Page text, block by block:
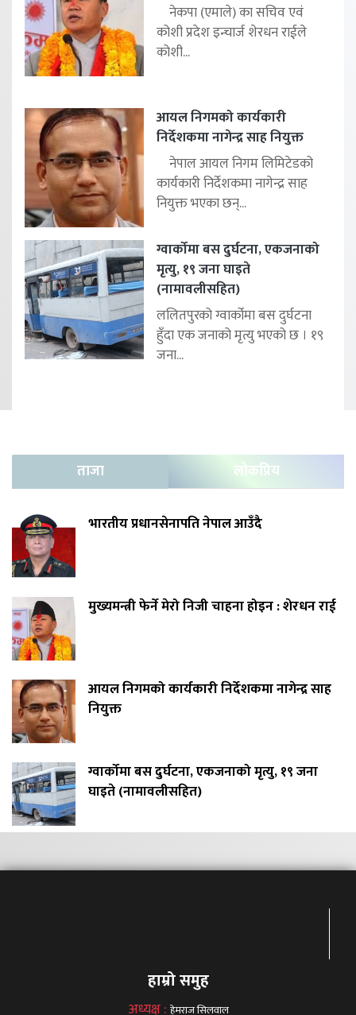
नेकपा (एमाले) का सचिव एवं
कोशी प्रदेश इन्चार्ज शेरधन राईले
कोशी...
आयल निगमको कार्यकारी
निर्देशकमा नागेन्द्र साह नियुक्त
नेपाल आयल निगम लिमिटेडको
कार्यकारी निर्देशकमा नागेन्द्र साह
नियुक्त भएका छन्...
ग्वार्कोमा बस दुर्घटना, एकजनाको
मृत्यु, १९ जना घाइते
(नामावलीसहित)
ललितपुरको ग्वार्कोमा बस दुर्घटना
हुँदा एक जनाको मृत्यु भएको छ । १९
जना...
ताजा लोकप्रिय
भारतीय प्रधानसेनापति नेपाल आउँदै
मुख्यमन्त्री फेर्ने मेरो निजी चाहना होइन : शेरधन राई
आयल निगमको कार्यकारी निर्देशकमा नागेन्द्र साह
नियुक्त
ग्वार्कोमा बस दुर्घटना, एकजनाको मृत्यु, १९ जना
घाइते (नामावलीसहित)
हाम्रो समुह
अध्यक्ष : हेमराज सिलवाल